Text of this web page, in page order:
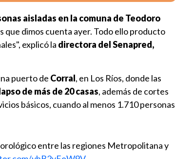
aisladas en la comuna de Teodoro
que dimos cuenta ayer. Todo ello producto
explicó la directora del Senapred,
puerto de Corral, en Los Ríos, donde las
de más de 20 casas, además de cortes
básicos, cuando al menos 1.710 personas
entre las regiones Metropolitana y